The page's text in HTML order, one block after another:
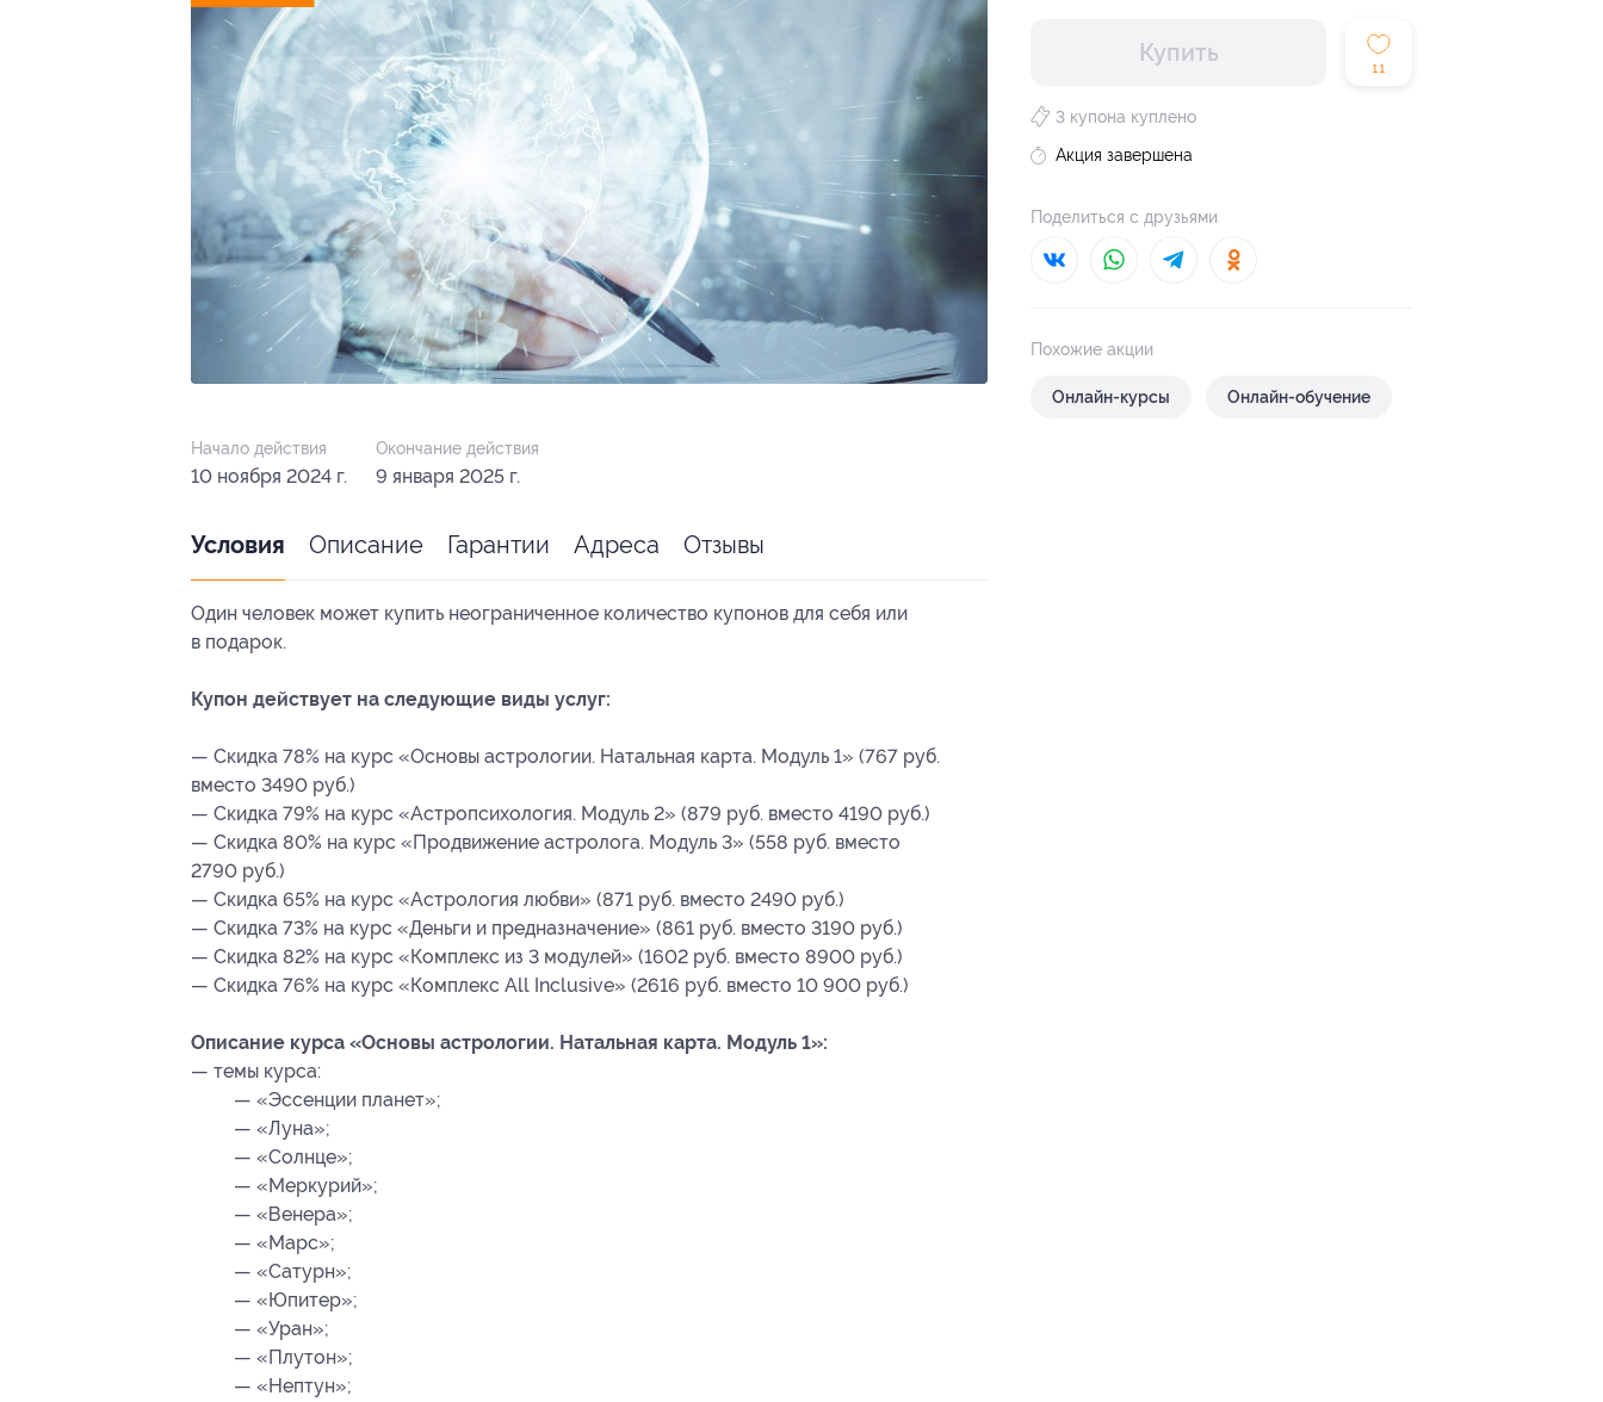
Купить
11
3 купона куплено
Акция завершена
Поделиться с друзьями
Похожие акции
Онлайн-курсы Онлайн-обучение
Начало действия
10 ноября 2024 г.
Окончание действия
9 января 2025 г.
Условия Описание Гарантии Адреса Отзывы
Один человек может купить неограниченное количество купонов для себя или
в подарок.
Купон действует на следующие виды услуг:
— Скидка 78% на курс «Основы астрологии. Натальная карта. Модуль 1» (767 руб.
вместо 3490 руб.)
— Скидка 79% на курс «Астропсихология. Модуль 2» (879 руб. вместо 4190 руб.)
— Скидка 80% на курс «Продвижение астролога. Модуль 3» (558 руб. вместо
2790 руб.)
— Скидка 65% на курс «Астрология любви» (871 руб. вместо 2490 руб.)
— Скидка 73% на курс «Деньги и предназначение» (861 руб. вместо 3190 руб.)
— Скидка 82% на курс «Комплекс из 3 модулей» (1602 руб. вместо 8900 руб.)
— Скидка 76% на курс «Комплекс All Inclusive» (2616 руб. вместо 10 900 руб.)
Описание курса «Основы астрологии. Натальная карта. Модуль 1»:
— темы курса:
— «Эссенции планет»;
— «Луна»;
— «Солнце»;
— «Меркурий»;
— «Венера»;
— «Марс»;
— «Сатурн»;
— «Юпитер»;
— «Уран»;
— «Плутон»;
— «Нептун»;